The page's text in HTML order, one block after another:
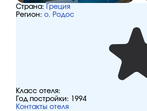
Страна:
Греция
Регион: о. Родос
Класс отеля:
Год постройки:
1994
Контакты отеля